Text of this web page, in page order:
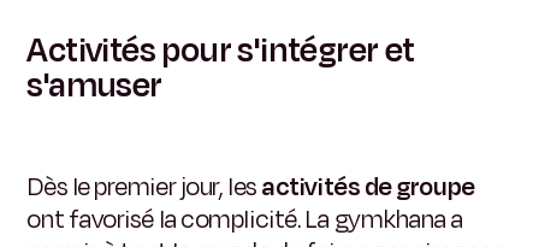
Activités pour s'intégrer et
s'amuser
Dès le premier jour, lesactivités de groupe
ont favorisé la complicité. La gymkhana a